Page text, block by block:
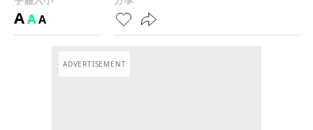
AAA
ADVERTISEMENT